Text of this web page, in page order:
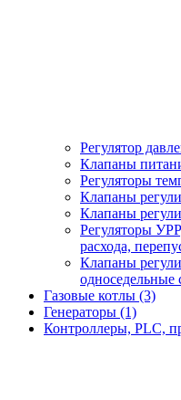
Регулятор
Клапаны
Регуляторы
Клапаны
Клапаны
Регуляторы
расхода,
Клапаны
Газовые котлы (3)
Генераторы (1)
Контроллеры, PLС,